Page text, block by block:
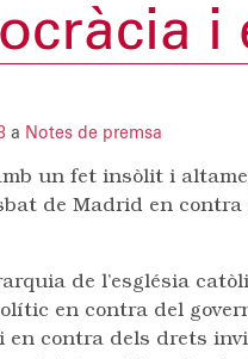
i
a Notes de premsa
un fet insòlit i
de Madrid en
de l’església
en contra del
en contra dels drets